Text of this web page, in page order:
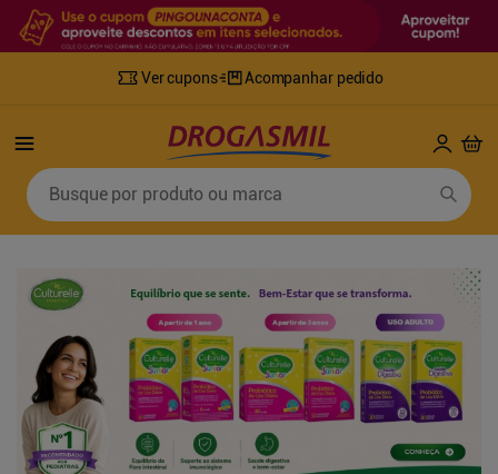
Ver cupons Acompanhar pedido
Busque por produto ou marca
Termos mais buscados
3º
retinol
mounjaro
5º fralda geriatrica
8
º
tylenol
fralda xg
10º shampoo